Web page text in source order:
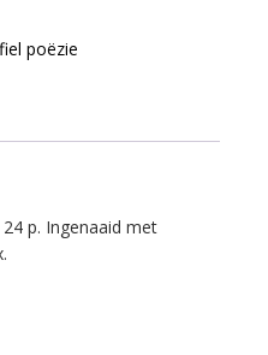
poëzie
24 p. Ingenaaid met